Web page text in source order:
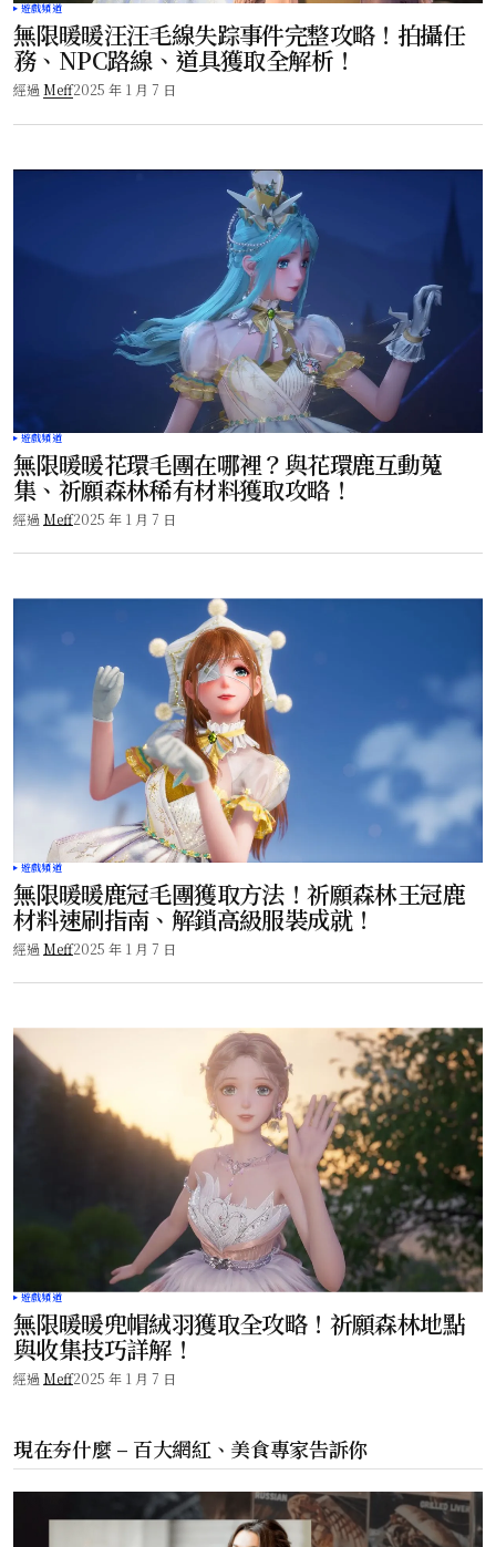
遊戲頻道
無限暖暖汪汪毛線失踪事件完整攻略！拍攝任
務、NPC路線、道具獲取全解析！
經過 Meff2025 年 1 月 7 日
遊戲頻道
無限暖暖花環毛團在哪裡？與花環鹿互動蒐
集、祈願森林稀有材料獲取攻略！
經過 Meff2025 年 1 月 7 日
遊戲頻道
無限暖暖鹿冠毛團獲取方法！祈願森林王冠鹿
材料速刷指南、解鎖高級服裝成就！
經過 Meff2025 年 1 月 7 日
遊戲頻道
無限暖暖兜帽絨羽獲取全攻略！祈願森林地點
與收集技巧詳解！
經過 Meff2025 年 1 月 7 日
現在夯什麼 – 百大網紅、美食專家告訴你